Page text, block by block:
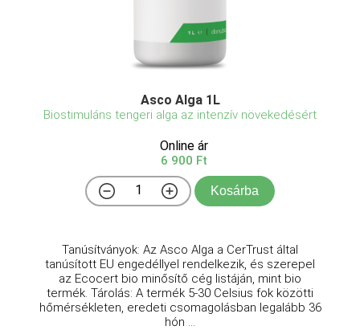
Asco Alga 1L
Biostimuláns tengeri alga az intenzív növekedésért
Online ár
6 900 Ft
Kosárba
Tanúsítványok: Az Asco Alga a CerTrust által
tanúsított EU engedéllyel rendelkezik, és szerepel
az Ecocert bio minősítő cég listáján, mint bio
termék. Tárolás: A termék 5-30 Celsius fok közötti
hőmérsékleten, eredeti csomagolásban legalább 36
hón ...